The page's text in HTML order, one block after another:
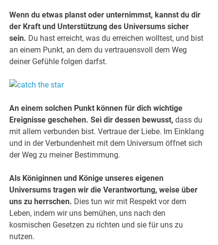
Wenn du etwas planst oder unternimmst, kannst du dir
der Kraft und Unterstützung des Universums sicher
sein. Du hast erreicht, was du erreichen wolltest, und bist
an einem Punkt, an dem du vertrauensvoll dem Weg
deiner Gefühle folgen darfst.
An einem solchen Punkt können für dich wichtige
Ereignisse geschehen. Sei dir dessen bewusst, dass du
mit allem verbunden bist. Vertraue der Liebe. Im Einklang
und in der Verbundenheit mit dem Universum öffnet sich
der Weg zu meiner Bestimmung.
Als Königinnen und Könige unseres eigenen
Universums tragen wir die Verantwortung, weise über
uns zu herrschen. Dies tun wir mit Respekt vor dem
Leben, indem wir uns bemühen, uns nach den
kosmischen Gesetzen zu richten und sie für uns zu
nutzen.